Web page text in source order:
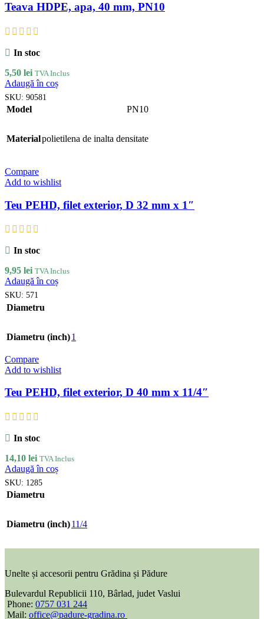
Teava HDPE, apa, 40 mm, PN10
In stoc
5,50 lei TVA Inclus
Adaugă în coș
SKU: 90581
Model PN10
Materialpolietilena de inalta densitate
Compare
Add to wishlist
Teu PEHD, filet exterior, D 32 mm x 1″
In stoc
9,95 lei TVA Inclus
Adaugă în coș
SKU: 571
Diametru
Diametru (inch)1
Compare
Add to wishlist
Teu PEHD, filet exterior, D 40 mm x 11/4″
In stoc
14,10 lei TVA Inclus
Adaugă în coș
SKU: 1285
Diametru
Diametru (inch)11/4
Unelte și accesorii pentru Grădina și Pădure
Bulevardul Republicii 110, Bârlad, judet Vaslui
Phone: 0757 031 244
Mail: office@padure-gradina.ro